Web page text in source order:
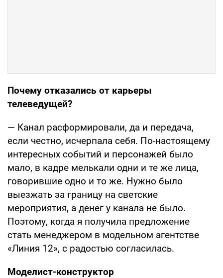
Почему отказались от карьеры
телеведущей?
— Канал расформировали, да и передача,
если честно, исчерпала себя. По-настоящему
интересных событий и персонажей было
мало, в кадре мелькали одни и те же лица,
говорившие одно и то же. Нужно было
выезжать за границу на светские
мероприятия, а денег у канала не было.
Поэтому, когда я получила предложение
стать менеджером в модельном агентстве
«Линия 12», с радостью согласилась.
Моделист-конструктор